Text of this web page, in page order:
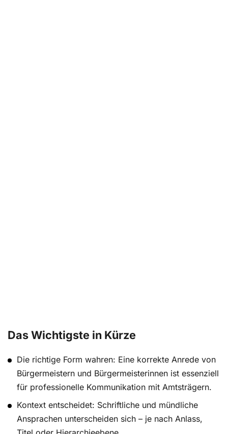
Das Wichtigste in Kürze
Die richtige Form wahren: Eine korrekte Anrede von
Bürgermeistern und Bürgermeisterinnen ist essenziell
für professionelle Kommunikation mit Amtsträgern.
Kontext entscheidet: Schriftliche und mündliche
Ansprachen unterscheiden sich – je nach Anlass,